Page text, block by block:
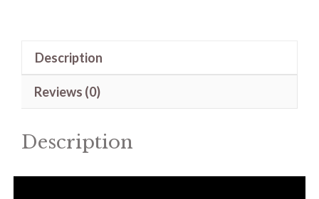
Description
Reviews (0)
Description